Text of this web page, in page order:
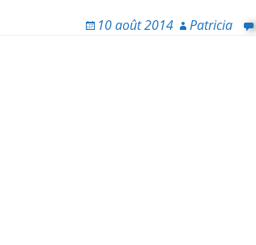
10 août 2014 Patricia